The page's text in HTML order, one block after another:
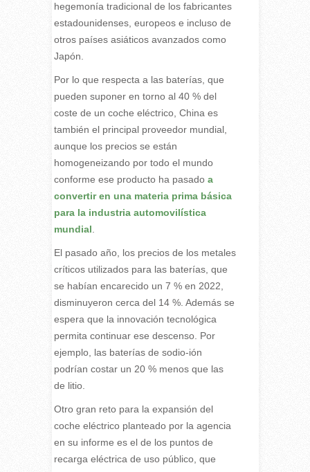
hegemonía tradicional de los fabricantes
estadounidenses, europeos e incluso de
otros países asiáticos avanzados como
Japón.
Por lo que respecta a las baterías, que
pueden suponer en torno al 40 % del
coste de un coche eléctrico, China es
también el principal proveedor mundial,
aunque los precios se están
homogeneizando por todo el mundo
conforme ese producto ha pasado a
convertir en una materia prima básica
para la industria automovilística
mundial
El pasado año, los precios de los metales
críticos utilizados para las baterías, que
se habían encarecido un 7 % en 2022,
disminuyeron cerca del 14 %. Además se
espera que la innovación tecnológica
permita continuar ese descenso. Por
ejemplo, las baterías de sodio-ión
podrían costar un 20 % menos que las
de litio.
Otro gran reto para la expansión del
coche eléctrico planteado por la agencia
en su informe es el de los puntos de
recarga eléctrica de uso público, que